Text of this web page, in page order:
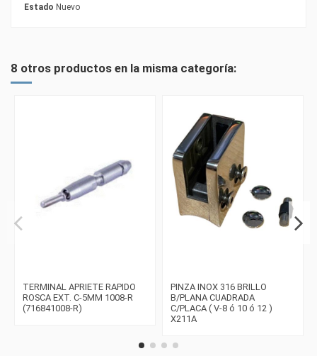
Estado Nuevo
8 otros productos en la misma categoría:
TERMINAL APRIETE RAPIDO
ROSCA EXT. C-5MM 1008-R
(716841008-R)
PINZA INOX 316 BRILLO
B/PLANA CUADRADA
C/PLACA ( V-8 ó 10 ó 12 )
X211A